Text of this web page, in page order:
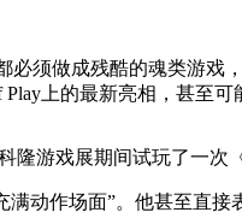
必须做成残酷的魂类游
上的最新亮相，甚至
游戏展期间试玩了一次
动作场面”。他甚至直